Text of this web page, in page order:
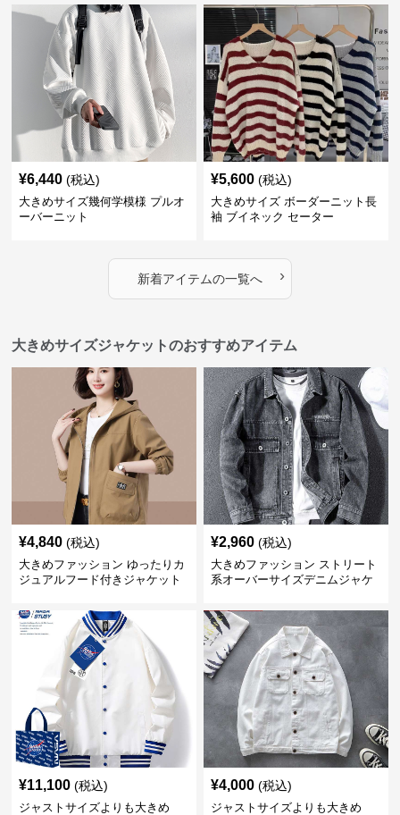
¥6,440 (税込)
大きめサイズ幾何学模様 プルオ
ーバーニット
¥5,600 (税込)
大きめサイズ ボーダーニット長
袖 ブイネック セーター
新着アイテムの一覧へ ›
大きめサイズジャケットのおすすめアイテム
¥4,840 (税込)
大きめファッション ゆったりカ
ジュアルフード付きジャケット
¥2,960 (税込)
大きめファッション ストリート
系オーバーサイズデニムジャケ
¥11,100 (税込)
ジャストサイズよりも大きめ
¥4,000 (税込)
ジャストサイズよりも大きめ